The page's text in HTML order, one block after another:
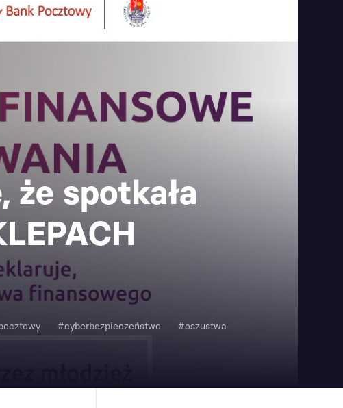
że spotkała
#cyberbezpieczeństwo #oszustwa